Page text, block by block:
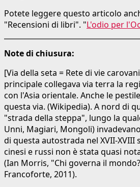
Potete leggere questo articolo
"Recensioni di libri". "L'odio per
Note di chiusura:
[Via della seta = Rete di vie
principale collegava via terra la
con l'Asia orientale. Anche le
questa via. (Wikipedia). A nord di
"strada della steppa", lungo la
Unni, Magiari, Mongoli)
di questa autostrada nel XVII-XVIII
cinesi e russi non è stata quasi
(Ian Morris, "Chi governa il
Francoforte, 2011).